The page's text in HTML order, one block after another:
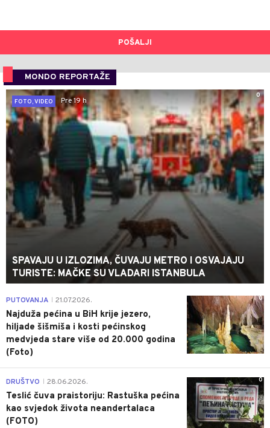
POŠALJI
MONDO REPORTAŽE
0
FOTO, VIDEO
Pre 19 h
SPAVAJU U IZLOZIMA, ČUVAJU METRO I OSVAJAJU
TURISTE: MAČKE SU VLADARI ISTANBULA
0
PUTOVANJA 21.07.2026.
Najduža pećina u BiH krije jezero,
hiljade šišmiša i kosti pećinskog
medvjeda stare više od 20.000 godina
(Foto)
0
DRUŠTVO 28.06.2026.
Teslić čuva praistoriju: Rastuška pećina
kao svjedok života neandertalaca
(FOTO)